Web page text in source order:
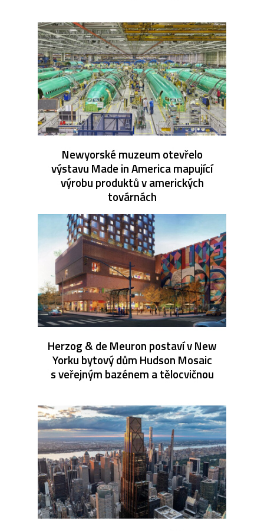
Newyorské muzeum otevřelo
výstavu Made in America mapující
výrobu produktů v amerických
továrnách
Herzog & de Meuron postaví v New
Yorku bytový dům Hudson Mosaic
s veřejným bazénem a tělocvičnou